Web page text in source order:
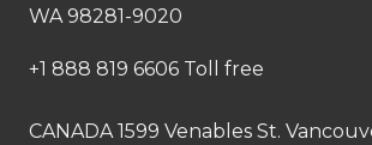
WA 98281-9020
+1 888 819 6606 Toll free
CANADA 1599 Venables St.